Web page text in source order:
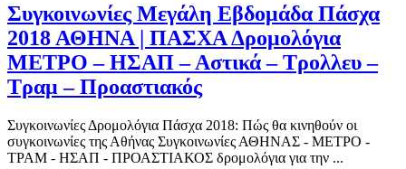
Συγκοινωνίες Μεγάλη Εβδομάδα Πάσχα
2018 ΑΘΗΝΑ | ΠΑΣΧΑ Δρομολόγια
ΜΕΤΡΟ – ΗΣΑΠ – Αστικά – Τρολλευ –
Τραμ – Προαστιακός
Συγκοινωνίες Δρομολόγια Πάσχα 2018: Πώς θα κινηθούν οι
συγκοινωνίες της Αθήνας Συγκοινωνίες ΑΘΗΝΑΣ - ΜΕΤΡΟ -
ΤΡΑΜ - ΗΣΑΠ - ΠΡΟΑΣΤΙΑΚΟΣ δρομολόγια για την ...